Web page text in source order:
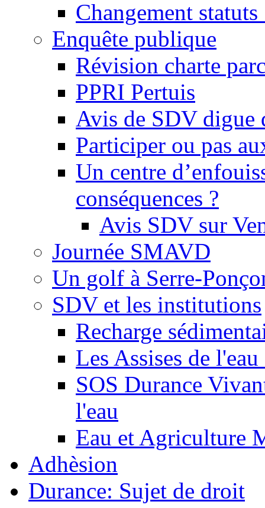
Changement
Enquête publique
Révision charte
PPRI Pertuis
Avis de SDV digue
Participer ou pas
Un centre
conséquences ?
Avis SDV sur
Journée SMAVD
Un golf à Serre-
SDV et les institutions
Recharge
Les Assises de
SOS Durance
l'eau
Eau et Agriculture
Adhèsion
Durance: Sujet de droit